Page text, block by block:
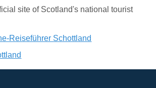
site of Scotland's national tourist
Reiseführer Schottland